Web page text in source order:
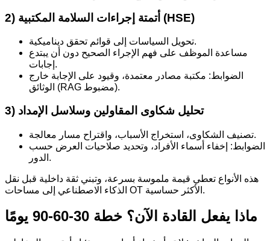
2) أتمتة إجراءات السلامة المكتبية (HSE)
تحويل السياسات إلى قوائم تحقق ديناميكية.
مساعدة الموظف على فهم الإجراء الصحيح دون أن يبتدع
إجابات.
الضوابط: مكتبة مصادر معتمدة، وقيود على الإجابة خارج
الوثائق (RAG مضبوط).
3) تحليل شكاوى المقاولين وسلاسل الإمداد
تصنيف الشكاوى، استخراج الأسباب، واقتراح مسار معالجة.
الضوابط: إخفاء أسماء الأفراد، وتحديد صلاحيات العرض حسب
الدور.
هذه الأنواع تعطي قيمة ملموسة بسرعة، وتبني ثقة داخلية قبل نقل
الذكاء الاصطناعي إلى مساحات OT الأكثر حساسية.
ماذا يفعل القادة الآن؟ خطة 30-60-90 يومًا